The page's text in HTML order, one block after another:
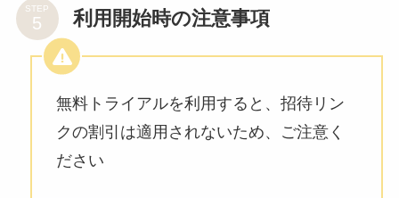
STEP 利用開始時の注意事項
無料トライアルを利用すると、招待リン
クの割引は適用されないため、ご注意く
ださい